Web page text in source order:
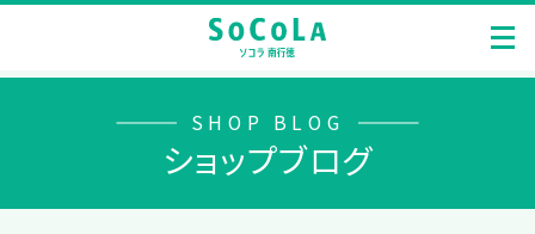
SHOP BLOG
ショップブログ